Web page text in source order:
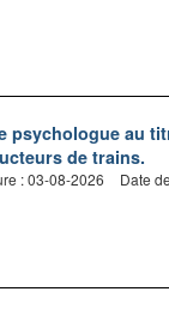
au
de trains.
: 03-08-2026 Date